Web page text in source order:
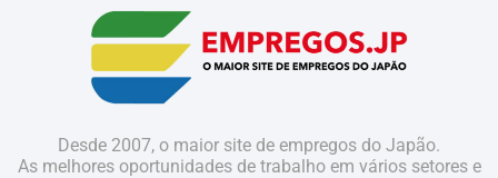
Desde 2007, o maior site de empregos do Japão.
As melhores oportunidades de trabalho em vários setores e